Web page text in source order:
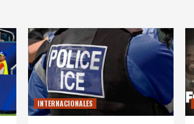
INTERNACIONALES